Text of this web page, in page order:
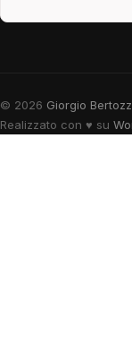
© 2026 Giorgio
Realizzato con ♥ su